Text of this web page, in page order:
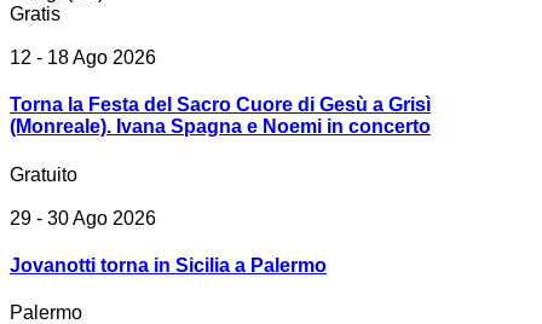
Gratis
12 - 18 Ago 2026
Torna la Festa del Sacro Cuore di Gesù a Grisì
(Monreale). Ivana Spagna e Noemi in concerto
Gratuito
29 - 30 Ago 2026
Jovanotti torna in Sicilia a Palermo
Palermo